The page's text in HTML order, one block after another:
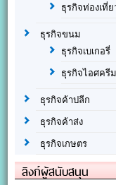
ธุรกิจท่องเที่ย
ธุรกิจขนม
ธุรกิจเบเกอรี่
ธุรกิจไอศครีม
ธุรกิจค้าปลีก
ธุรกิจค้าส่ง
ธุรกิจเกษตร
ลิงก์ผู้สนับสนุน